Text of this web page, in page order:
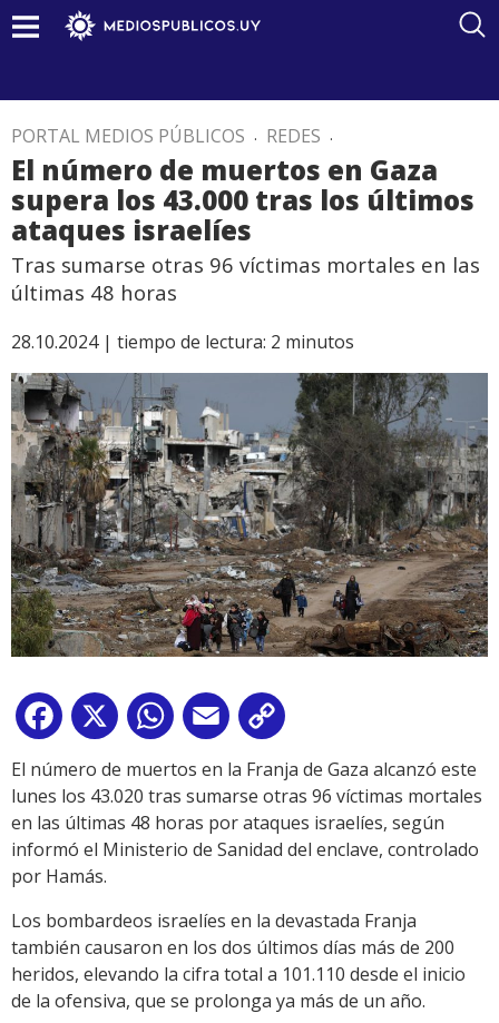
PORTAL MEDIOS PÚBLICOS . REDES .
El número de muertos en Gaza
supera los 43.000 tras los últimos
ataques israelíes
Tras sumarse otras 96 víctimas mortales en las
últimas 48 horas
28.10.2024 | tiempo de lectura: 2 minutos
Facebook
X WhatsApp
Email
Link
El número de muertos en la Franja de Gaza alcanzó este
lunes los 43.020 tras sumarse otras 96 víctimas mortales
en las últimas 48 horas por ataques israelíes, según
informó el Ministerio de Sanidad del enclave, controlado
por Hamás.
Los bombardeos israelíes en la devastada Franja
también causaron en los dos últimos días más de 200
heridos, elevando la cifra total a 101.110 desde el inicio
de la ofensiva, que se prolonga ya más de un año.